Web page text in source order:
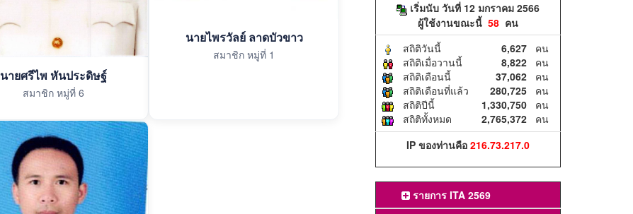
นายศรีไพ หันประดิษฐ์
สมาชิก หมู่ที่ 6
นายไพรวัลย์ ลาดบัวขาว
สมาชิก หมู่ที่ 1
เริ่มนับ วันที่ 12 มกราคม 2566
ผู้ใช้งานขณะนี้ 58คน
สถิติวันนี้
6,627คน
สถิติเมื่อวานนี้
8,822คน
สถิติเดือนนี้
37,062คน
สถิติเดือนที่แล้ว
280,725คน
สถิติปีนี้
1,330,750คน
สถิติทั้งหมด
2,765,372คน
IP ของท่านคือ 216.73.217.0
รายการ ITA 2569